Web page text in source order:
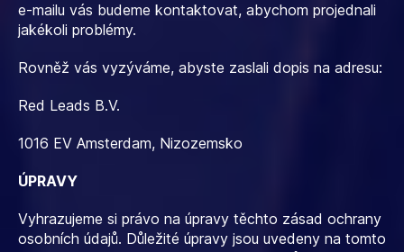
e-mailu vás budeme kontaktovat, abychom projednali
jakékoli problémy.
Rovněž vás vyzýváme, abyste zaslali dopis na adresu:
Red Leads B.V.
1016 EV Amsterdam, Nizozemsko
ÚPRAVY
Vyhrazujeme si právo na úpravy těchto zásad ochrany
osobních údajů. Důležité úpravy jsou uvedeny na tomto